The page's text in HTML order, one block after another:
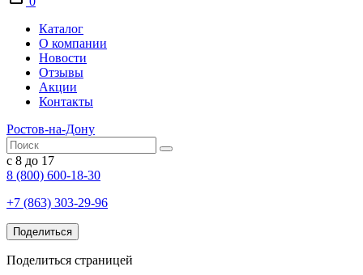
Каталог
О компании
Новости
Отзывы
Акции
Контакты
Ростов-на-Дону
с 8 до 17
8 (800) 600-18-30
+7 (863) 303-29-96
Поделиться
Поделиться страницей